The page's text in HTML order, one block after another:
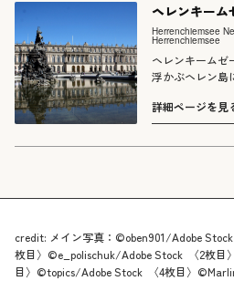
宮殿に着想を得
れ、その異国情
っています。ル
山の自然を楽し
しました。
ヘレンキーム
Herrenchiemsee
Herrenchiemsee
ヘレンキームゼ
浮かぶヘレン島
ら建設を開始し
深い敬愛から構
ートヴィヒ2世
す。
詳細ページを見
credit: メイン写真：©oben901/Adobe
枚目〉©e_polischuk/Adobe Stock 〈2枚
目〉©topics/Adobe Stock 〈4枚目〉